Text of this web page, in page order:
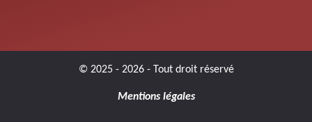
© 2025 - 2026 - Tout droit réservé
Mentions légales